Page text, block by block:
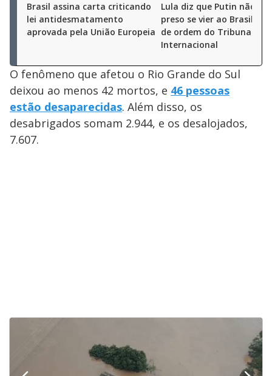
Brasil assina carta criticando
lei antidesmatamento
aprovada pela União Europeia
Lula diz que Putin não
preso se vier ao Brasil,
de ordem do Tribunal
Internacional
O fenômeno que afetou o Rio Grande do Sul
deixou ao menos 42 mortos, e 46 pessoas
estão desaparecidas. Além disso, os
desabrigados somam 2.944, e os desalojados,
7.607.